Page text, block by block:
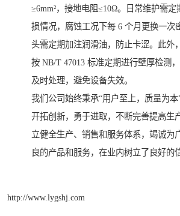
≥6mm²，接地电阻≤10Ω。日常维护需定
损情况，腐蚀工况下每 6 个月更换一次
头需定期加注润滑油，防止卡涩。此外
按 NB/T 47013 标准定期进行壁厚检测
及时处理，避免设备失效。
我们公司始终秉承“用户至上，质量为本
开拓创新，勇于进取，不断完善提高生
立健全生产、销售和服务体系，竭诚为
良的产品和服务，在业内树立了良好的
http://www.lygshj.com